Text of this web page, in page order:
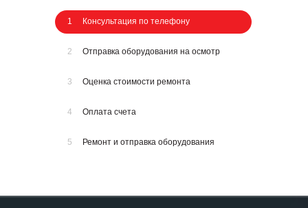
1 Консультация по телефону
2 Отправка оборудования на осмотр
3 Оценка стоимости ремонта
4 Оплата счета
5 Ремонт и отправка оборудования